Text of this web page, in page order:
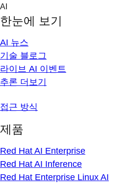
Skip
content
AI
한눈에 보기
AI 뉴스
기술 블로그
라이브 AI 이벤트
추론 더보기
접근 방식
제품
Red Hat AI Enterprise
Red Hat AI Inference
Red Hat Enterprise Linux AI